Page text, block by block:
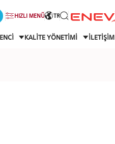
HIZLI MENÜ TR
KALİTE YÖNETİMİ İLETİŞİM